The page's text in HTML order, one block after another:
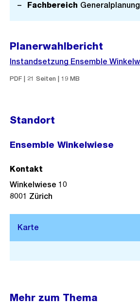
Fachbereich Generalplanung
Planerwahlbericht
Instandsetzung Ensemble
PDF | 21 Seiten | 19 MB
Standort
Ensemble Winkelwiese
Stadtplan 3D
Kontakt
Winkelwiese 10
8001 Zürich
Mehr zum Thema